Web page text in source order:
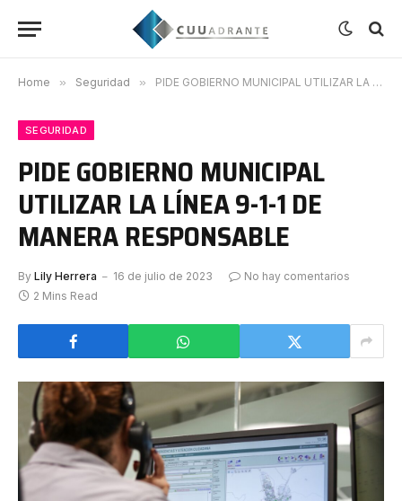
Home » Seguridad » PIDE GOBIERNO MUNICIPAL UTILIZAR LA LÍNEA 9-1-1 DE MANERA RESPONSABLE
SEGURIDAD
PIDE GOBIERNO MUNICIPAL
UTILIZAR LA LÍNEA 9-1-1 DE
MANERA RESPONSABLE
By Lily Herrera 16 de julio de 2023
No hay comentarios
2 Mins Read